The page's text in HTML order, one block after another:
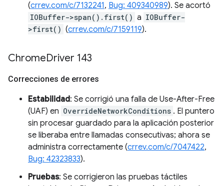
(crrev.com/c/7132241, Bug: 409340989). Se acortó
IOBuffer->span().first() a IOBuffer-
>first() (crrev.com/c/7159119).
ChromeDriver 143
Correcciones de errores
Estabilidad: Se corrigió una falla de Use-After-Free
(UAF) en OverrideNetworkConditions . El puntero
sin procesar guardado para la aplicación posterior
se liberaba entre llamadas consecutivas; ahora se
administra correctamente (crrev.com/c/7047422,
Bug: 42323833).
Pruebas: Se corrigieron las pruebas táctiles